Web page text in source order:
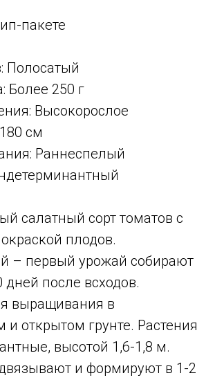
пакете
Полосатый
Более 250 г
Высокорослое
см
Раннеспелый
салатный сорт томатов с
плодов.
– первый урожай собирают
дней после всходов.
выращивания в
открытом грунте. Растения
высотой 1,6-1,8 м.
и формируют в 1-2